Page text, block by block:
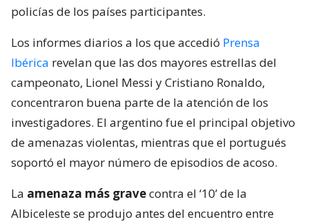
policías de los países participantes.
Los informes diarios a los que accedió Prensa
Ibérica revelan que las dos mayores estrellas del
campeonato, Lionel Messi y Cristiano Ronaldo,
concentraron buena parte de la atención de los
investigadores. El argentino fue el principal objetivo
de amenazas violentas, mientras que el portugués
soportó el mayor número de episodios de acoso.
La amenaza más gravecontra el ‘10’ de la
Albiceleste se produjo antes del encuentro entre